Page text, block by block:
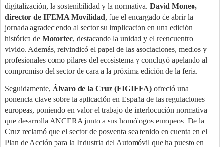
digitalización, la sostenibilidad y la normativa. David Moneo,
director de IFEMA Movilidad, fue el encargado de abrir la
jornada agradeciendo al sector su implicación en una edición
histórica de Motortec, destacando la unidad y el reencuentro
vivido. Además, reivindicó el papel de las asociaciones, medios y
profesionales como pilares del ecosistema y concluyó apelando al
compromiso del sector de cara a la próxima edición de la feria.
Seguidamente, Álvaro de la Cruz (FIGIEFA) ofreció una
ponencia clave sobre la aplicación en España de las regulaciones
europeas, poniendo en valor el trabajo de interlocución normativa
que desarrolla ANCERA junto a sus homólogos europeos. De la
Cruz reclamó que el sector de posventa sea tenido en cuenta en el
Plan de Acción para la Industria del Automóvil que ha puesto en